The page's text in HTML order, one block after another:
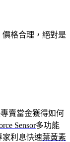
格合理，絕對是
賣當金獲得如何
Sensor多功能
家利息快速葉黃素